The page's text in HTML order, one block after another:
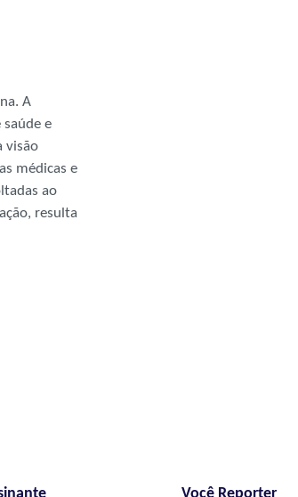
A
e
visão
médicas e
ao
resulta